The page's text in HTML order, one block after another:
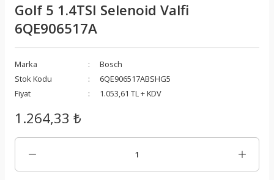
Golf 5 1.4TSI Selenoid Valfi
6QE906517A
Marka
Bosch
Stok Kodu
6QE906517ABSHG5
Fiyat
1.053,61 TL + KDV
1.264,33 ₺